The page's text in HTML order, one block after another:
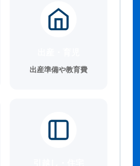
出産準備や教育費